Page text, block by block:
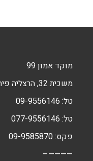
מוקד אמון 99
משכית 32, הרצליה פיתוח.
טל: 09-9556146
טל: 077-9556146
פקס: 09-9585870
————–